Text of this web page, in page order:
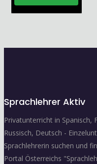
Sprachlehrer Aktiv
Privatunterricht in Spanisch,
Russisch, Deutsch -
Sprachlehrerin suchen und
Portal Österreichs